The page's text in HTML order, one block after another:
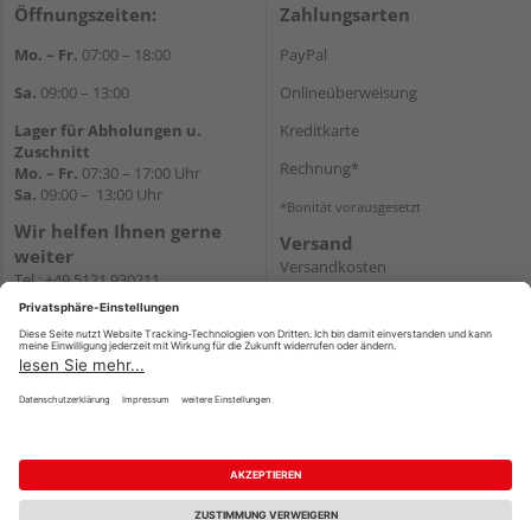
Öffnungszeiten:
Mo. – Fr. 07:00 – 18:00
Sa. 09:00 – 13:00
Lager für Abholungen u.
Zuschnitt
Mo. – Fr. 07:30 – 17:00 Uhr
Sa. 09:00 – 13:00 Uhr
Wir helfen Ihnen gerne
weiter
Tel.:+49 5121 930211
E-Mail:holzlandshop@holzland-
Newsletter
Zahlungsarten
PayPal
Onlineüberweisung
Kreditkarte
Rechnung*
*Bonität vorausgesetzt
Versand
Versandkosten
Impressum AGB Widerruf
Datenschutz
Reservierungsbedingungen
Vertrag widerrufen